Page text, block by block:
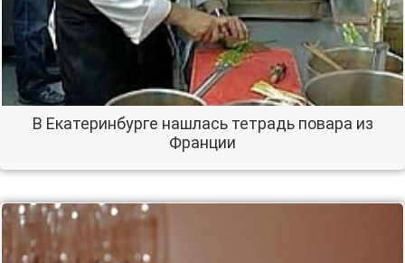
В Екатеринбурге нашлась тетрадь повара из
Франции